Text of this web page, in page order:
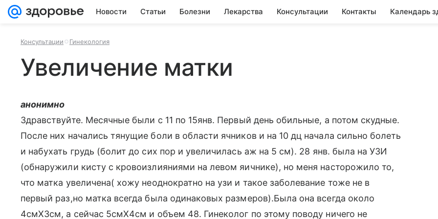
Новости Статьи Болезни Лекарства Консультации Контакты Календарь
Консультации Гинекология
Увеличение матки
анонимно
Здравствуйте. Месячные были с 11 по 15янв. Первый день обильные, а потом скудные.
После них начались тянущие боли в области ячников и на 10 дц начала сильно болеть
и набухать грудь (болит до сих пор и увеличилась аж на 5 см). 28 янв. была на УЗИ
(обнаружили кисту с кровоизлияниями на левом яичнике), но меня насторожило то,
что матка увеличена( хожу неоднократно на узи и такое заболевание тоже не в
первый раз,но матка всегда была одинаковых размеров).Была она всегда около
4смХ3см, а сейчас 5смХ4см и объем 48. Гинеколог по этому поводу ничего не